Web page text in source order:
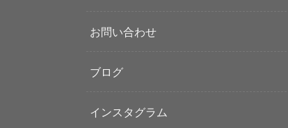
お問い合わせ
ブログ
インスタグラム